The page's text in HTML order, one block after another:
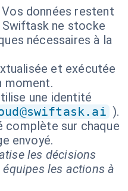
Vos données restent
ne stocke
nécessaires à la
et exécutée
moment.
une identité
).
complète sur chaque
envoyé.
les décisions
les actions à